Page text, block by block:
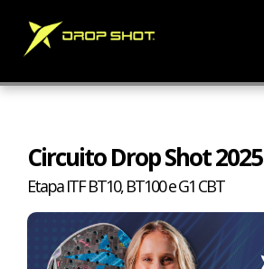
Circuito Drop Shot 2025
Etapa ITF BT10, BT100 e G1 CBT